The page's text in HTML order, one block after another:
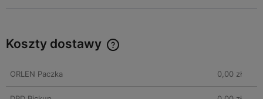
Koszty dostawy
ORLEN Paczka 0,00 zł